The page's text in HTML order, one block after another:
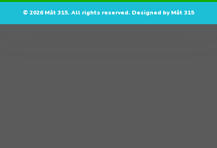
© 2026 Mắt 315. All rights reserved. Designed by Mắt 315